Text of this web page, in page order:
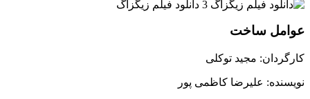
عوامل ساخت
کارگردان: مجید توکلی
نویسنده: علیرضا کاظمی پور